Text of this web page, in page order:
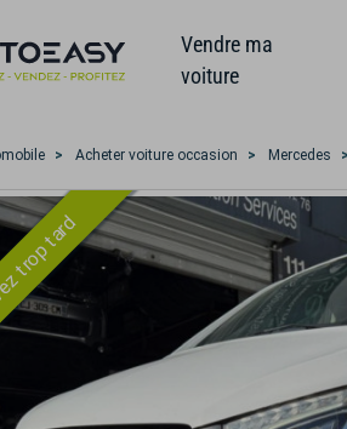
Vendre ma
voiture
Acheter voiture occasion Mercedes
tard